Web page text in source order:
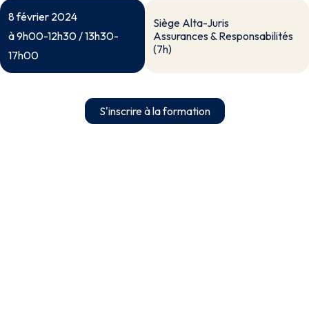
8 février 2024
à 9h00-12h30 / 13h30-
17h00
Siège Alta-Juris
Assurances & Responsabilités
(7h)
S'inscrire à la formation